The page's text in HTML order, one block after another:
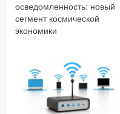
осведомленность: новый
сегмент космической
экономики